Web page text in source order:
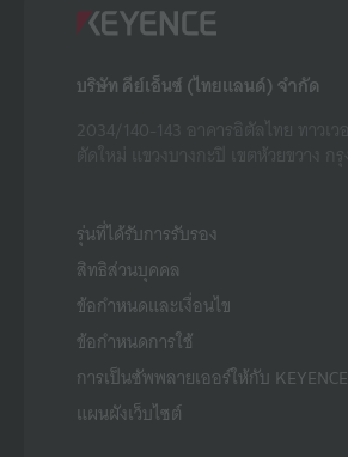
บริษัท คีย์เอ็นซ์ (ไทยแลนด์) จำกัด
รุ่นที่ได้รับการรับรอง
สิทธิส่วนบุคคล
ข้อกำหนดและเงื่อนไข
ข้อกำหนดการใช้
การเป็นซัพพลายเออร์ให้กับ KEYENCE
แผนผังเว็บไซต์